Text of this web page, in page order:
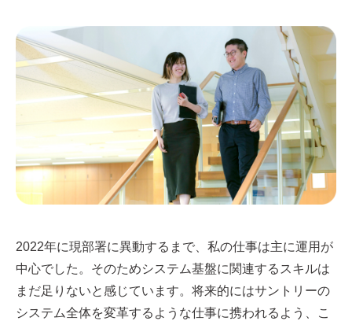
2022年に現部署に異動するまで、私の仕事は主に運用が
中心でした。そのためシステム基盤に関連するスキルは
まだ足りないと感じています。将来的にはサントリーの
システム全体を変革するような仕事に携われるよう、こ